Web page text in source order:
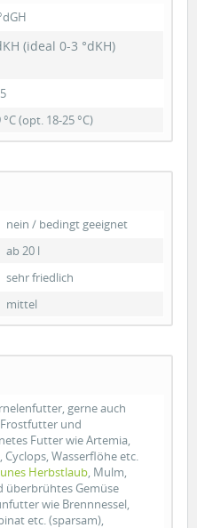
(ideal 0-3 °dKH)
°C (opt. 18-25 °C)
nein / bedingt geeignet
ab 20 l
sehr friedlich
mittel
gerne auch
und
Futter wie Artemia,
Wasserflöhe etc.
Herbstlaub, Mulm,
überbrühtes Gemüse
wie Brennnessel,
etc. (sparsam),